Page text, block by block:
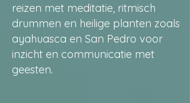
reizen met meditatie, ritmisch
drummen en heilige planten zoals
ayahuasca en San Pedro voor
inzicht en communicatie met
geesten.